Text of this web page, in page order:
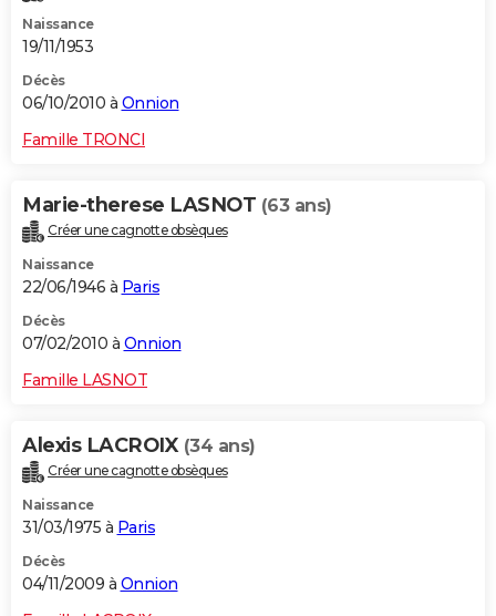
Naissance
19/11/1953
Décès
06/10/2010 à Onnion
Famille TRONCI
Marie-therese LASNOT (63 ans)
Créer une cagnotte obsèques
Naissance
22/06/1946 à Paris
Décès
07/02/2010 à Onnion
Famille LASNOT
Alexis LACROIX (34 ans)
Créer une cagnotte obsèques
Naissance
31/03/1975 à Paris
Décès
04/11/2009 à Onnion